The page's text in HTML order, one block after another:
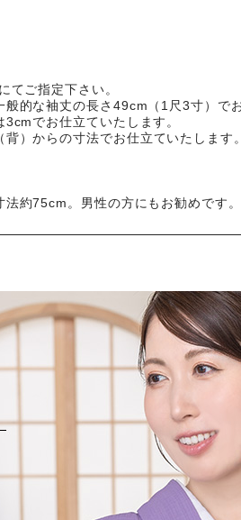
てご指定下さい。
的な袖丈の長さ49cm（1尺3寸）で
でお仕立ていたします。
）からの寸法でお仕立ていたします
約75cm。男性の方にもお勧めです。